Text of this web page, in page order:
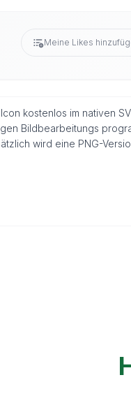
Meine Likes
kostenlos im nativen
Bildbearbeitungs
wird eine PNG-